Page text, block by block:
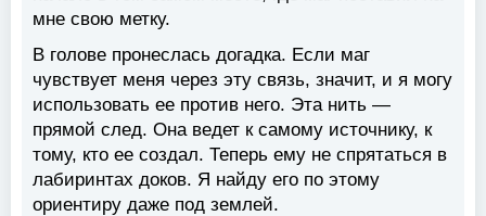
мне свою метку.
В голове пронеслась догадка. Если маг
чувствует меня через эту связь, значит, и я могу
использовать ее против него. Эта нить —
прямой след. Она ведет к самому источнику, к
тому, кто ее создал. Теперь ему не спрятаться в
лабиринтах доков. Я найду его по этому
ориентиру даже под землей.